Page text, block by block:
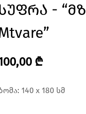
-
₾
140 x 180 სმ